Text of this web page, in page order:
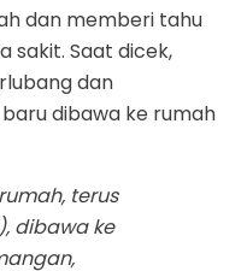
dan memberi tahu
sakit. Saat dicek,
dan
dibawa ke rumah
terus
dibawa ke